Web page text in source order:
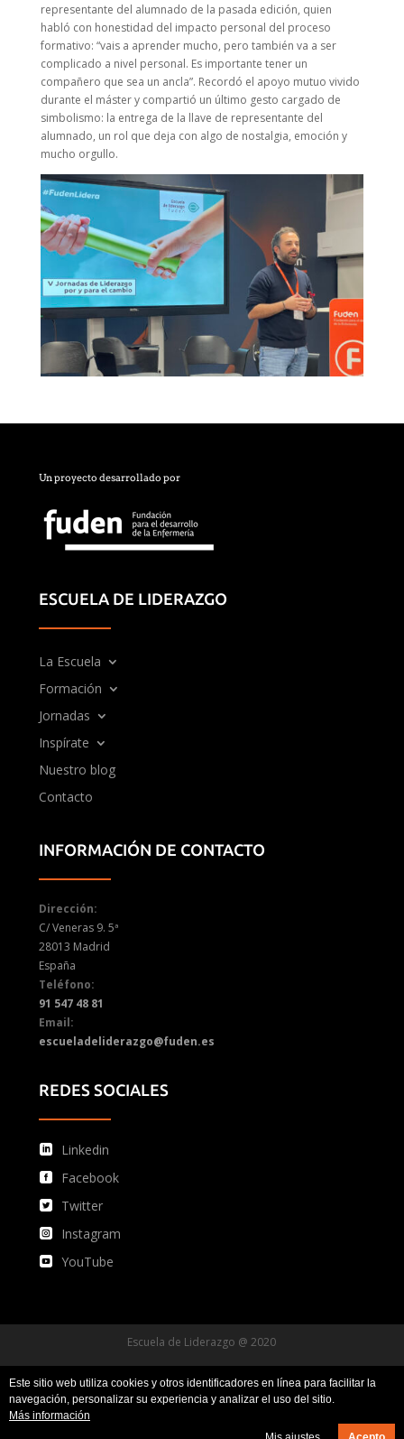
Este sitio web utiliza cookies y otros identificadores en línea para facilitar la
navegación, personalizar su experiencia y analizar el uso del sitio.
Más información
representante del alumnado de la pasada edición, quien
habló con honestidad del impacto personal del proceso
formativo: “vais a aprender mucho, pero también va a ser
complicado a nivel personal. Es importante tener un
compañero que sea un ancla”. Recordó el apoyo mutuo vivido
durante el máster y compartió un último gesto cargado de
simbolismo: la entrega de la llave de representante del
alumnado, un rol que deja con algo de nostalgia, emoción y
mucho orgullo.
Un proyecto desarrollado por
ESCUELA DE LIDERAZGO
La Escuela
Formación
Jornadas
Inspírate
Nuestro blog
Contacto
INFORMACIÓN DE CONTACTO
Dirección:
C/ Veneras 9. 5ª
28013 Madrid
España
Teléfono:
91 547 48 81
Email:
escueladeliderazgo@fuden.es
REDES SOCIALES
Linkedin
Facebook
Twitter
Instagram
YouTube
Escuela de Liderazgo @ 2020
Condiciones de uso
Condiciones de compra
Política de privacidad y protección de datos